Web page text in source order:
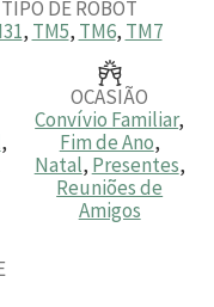
TIPO DE ROBOT
, TM5, TM6, TM7
,
OCASIÃO
Convívio Familiar,
Fim de Ano,
Natal, Presentes,
Reuniões de
Amigos